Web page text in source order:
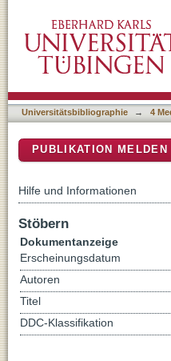
Universitätsbibliographie → 4
PUBLIKATION MELDEN
Hilfe und Informationen
Stöbern
Dokumentanzeige
Erscheinungsdatum
Autoren
Titel
DDC-Klassifikation